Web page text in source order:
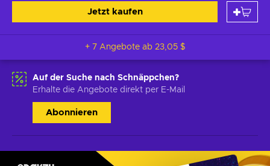
Jetzt kaufen
+ 7 Angebote ab 23,05 $
Auf der Suche nach Schnäppchen?
Erhalte die Angebote direkt per E-Mail
Abonnieren